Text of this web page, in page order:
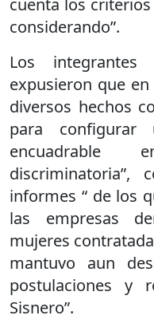
cuenta los
considerando”.
Los
expusieron que en
diversos hechos
para
encuadrable
informes “ de los
las empresas
mujeres
mantuvo aun
postulaciones y
Sisnero”.